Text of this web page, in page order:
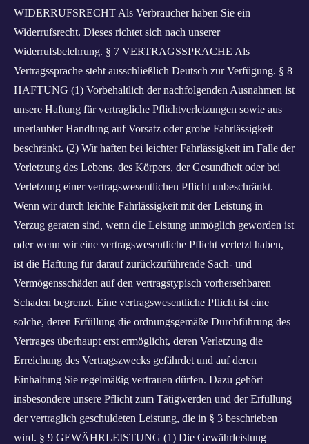
WIDERRUFSRECHT Als Verbraucher haben Sie ein
Widerrufsrecht. Dieses richtet sich nach unserer
Widerrufsbelehrung. § 7 VERTRAGSSPRACHE Als
Vertragssprache steht ausschließlich Deutsch zur Verfügung. § 8
HAFTUNG (1) Vorbehaltlich der nachfolgenden Ausnahmen ist
unsere Haftung für vertragliche Pflichtverletzungen sowie aus
unerlaubter Handlung auf Vorsatz oder grobe Fahrlässigkeit
beschränkt. (2) Wir haften bei leichter Fahrlässigkeit im Falle der
Verletzung des Lebens, des Körpers, der Gesundheit oder bei
Verletzung einer vertragswesentlichen Pflicht unbeschränkt.
Wenn wir durch leichte Fahrlässigkeit mit der Leistung in
Verzug geraten sind, wenn die Leistung unmöglich geworden ist
oder wenn wir eine vertragswesentliche Pflicht verletzt haben,
ist die Haftung für darauf zurückzuführende Sach- und
Vermögensschäden auf den vertragstypisch vorhersehbaren
Schaden begrenzt. Eine vertragswesentliche Pflicht ist eine
solche, deren Erfüllung die ordnungsgemäße Durchführung des
Vertrages überhaupt erst ermöglicht, deren Verletzung die
Erreichung des Vertragszwecks gefährdet und auf deren
Einhaltung Sie regelmäßig vertrauen dürfen. Dazu gehört
insbesondere unsere Pflicht zum Tätigwerden und der Erfüllung
der vertraglich geschuldeten Leistung, die in § 3 beschrieben
wird. § 9 GEWÄHRLEISTUNG (1) Die Gewährleistung